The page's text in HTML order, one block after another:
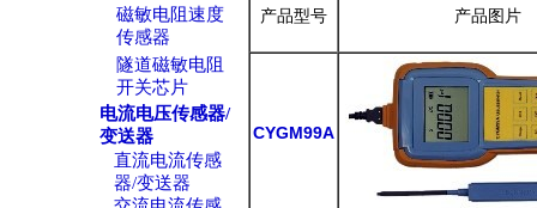
磁敏电阻速度
传感器
隧道磁敏电阻
开关芯片
电流电压传感器/
变送器
直流电流传感
器/变送器
产品型号 产品图片
CYGM99A